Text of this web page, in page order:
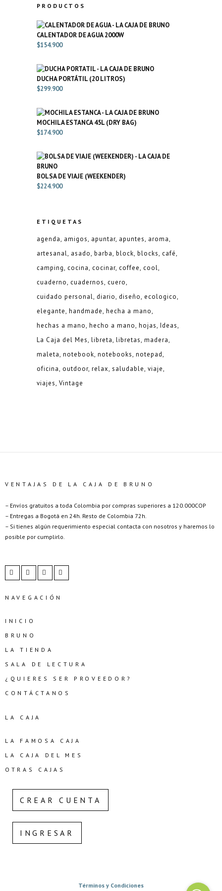
PRODUCTOS
CALENTADOR DE AGUA 2000W
$154.900
DUCHA PORTÁTIL (20 LITROS)
$299.900
MOCHILA ESTANCA 45L (DRY BAG)
$174.900
BOLSA DE VIAJE (WEEKENDER)
$224.900
ETIQUETAS
agenda amigos apuntar apuntes aroma
artesanal asado barba block blocks café
camping cocina cocinar coffee cool
cuaderno cuadernos cuero
cuidado personal diario diseño ecologico
elegante handmade hecha a mano
hechas a mano hecho a mano hojas Ideas
La Caja del Mes libreta libretas madera
maleta notebook notebooks notepad
oficina outdoor relax saludable viaje
viajes Vintage
VENTAJAS DE LA CAJA DE BRUNO
– Envíos gratuitos a toda Colombia por compras superiores a 120.000COP
– Entregas a Bogotá en 24h. Resto de Colombia 72h.
– Si tienes algún requerimiento especial contacta con nosotros y haremos lo
posible por cumplirlo.
NAVEGACIÓN
INICIO
BRUNO
LA TIENDA
SALA DE LECTURA
¿QUIERES SER PROVEEDOR?
CONTÁCTANOS
LA CAJA
LA FAMOSA CAJA
LA CAJA DEL MES
OTRAS CAJAS
CREAR CUENTA
INGRESAR
Términos y Condiciones